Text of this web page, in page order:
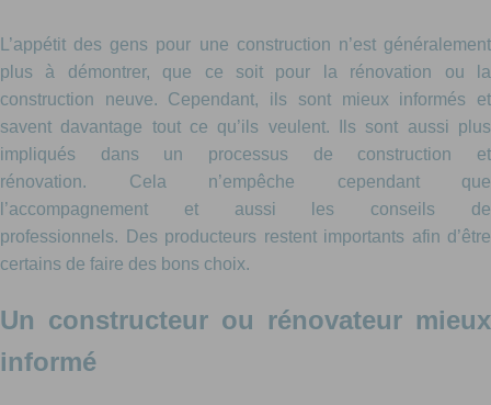
L’appétit des gens pour une construction n’est généralement
plus à démontrer, que ce soit pour la rénovation ou la
construction neuve. Cependant, ils sont mieux informés et
savent davantage tout ce qu’ils veulent. Ils sont aussi plus
impliqués dans un processus de construction et
rénovation. Cela n’empêche cependant que
l’accompagnement et aussi les conseils de
professionnels. Des producteurs restent importants afin d’être
certains de faire des bons choix.
Un constructeur ou rénovateur mieux
informé